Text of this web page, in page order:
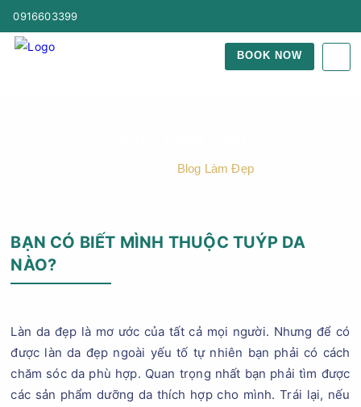
0916603399
BOOK NOW
Blog Làm Đẹp
BẠN CÓ BIẾT MÌNH THUỘC TUÝP DA
NÀO?
Làn da đẹp là mơ ước của tất cả mọi người. Nhưng để có
được làn da đẹp ngoài yếu tố tự nhiên bạn phải có cách
chăm sóc da phù hợp. Quan trọng nhất bạn phải tìm được
các sản phẩm dưỡng da thích hợp cho mình. Trái lại, nếu